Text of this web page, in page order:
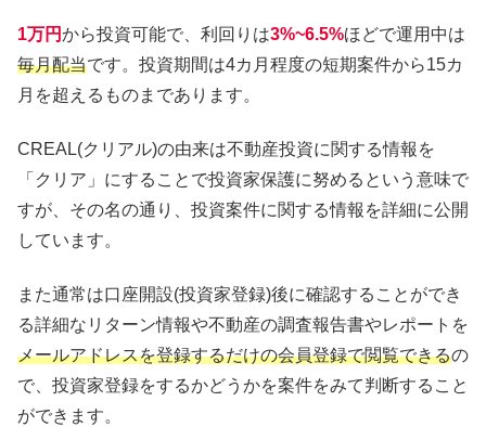
1万円から投資可能で、利回りは3%~6.5%ほどで運用中は
毎月配当です。投資期間は4カ月程度の短期案件から15カ
月を超えるものまであります。
CREAL(クリアル)の由来は不動産投資に関する情報を
「クリア」にすることで投資家保護に努めるという意味で
すが、その名の通り、投資案件に関する情報を詳細に公開
しています。
また通常は口座開設(投資家登録)後に確認することができ
る詳細なリターン情報や不動産の調査報告書やレポートを
メールアドレスを登録するだけの会員登録で閲覧できるの
で、投資家登録をするかどうかを案件をみて判断すること
ができます。